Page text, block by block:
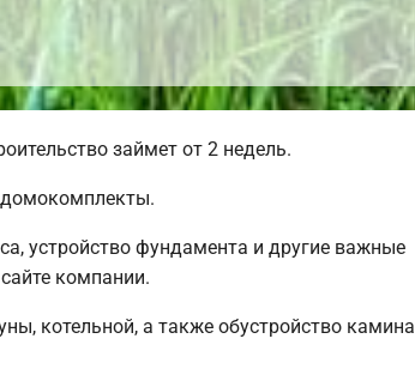
займет от 2 недель.
устройство фундамента и другие важные
компании.
котельной, а также обустройство камина